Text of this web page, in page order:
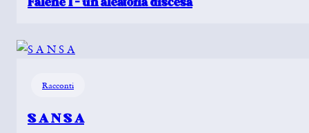
Racconti
S A N S A